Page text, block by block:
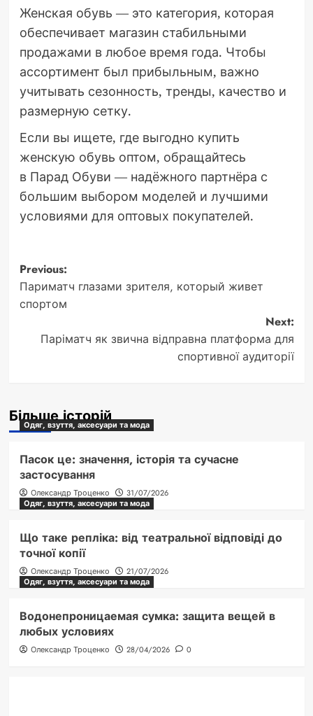
Женская обувь — это категория, которая
обеспечивает магазин стабильными
продажами в любое время года. Чтобы
ассортимент был прибыльным, важно
учитывать сезонность, тренды, качество и
размерную сетку.
Если вы ищете, где выгодно купить
женскую обувь оптом, обращайтесь
в Парад Обуви — надёжного партнёра с
большим выбором моделей и лучшими
условиями для оптовых покупателей.
Post
navigation
Previous:
Париматч глазами зрителя, который живет
спортом
Next:
Паріматч як звична відправна платформа для
спортивної аудиторії
Більше історій
Одяг, взуття, аксесуари та мода
Пасок це: значення, історія та сучасне
застосування
Олександр Троценко
31/07/2026
Одяг, взуття, аксесуари та мода
Що таке репліка: від театральної відповіді до
точної копії
Олександр Троценко
21/07/2026
Одяг, взуття, аксесуари та мода
Водонепроницаемая сумка: защита вещей в
любых условиях
Олександр Троценко 28/04/2026 0